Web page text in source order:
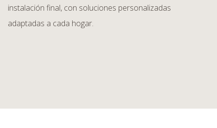
instalación final, con soluciones personalizadas
adaptadas a cada hogar.